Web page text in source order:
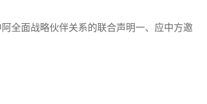
全面战略伙伴关系的联合声明一、应中方邀